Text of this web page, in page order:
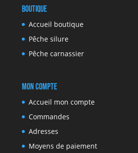
Boutique
Accueil boutique
Pêche silure
Pêche carnassier
Mon compte
Accueil mon compte
Commandes
Adresses
Moyens de paiement